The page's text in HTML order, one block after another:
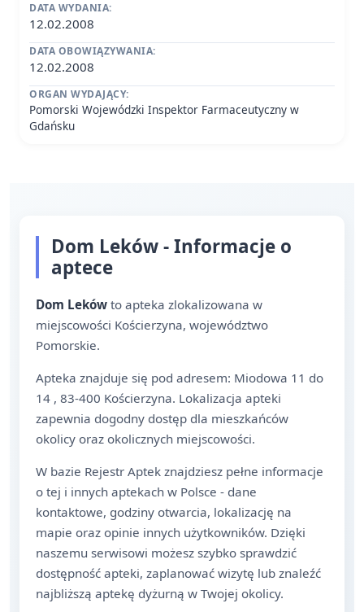
DATA WYDANIA:
12.02.2008
DATA OBOWIĄZYWANIA:
12.02.2008
ORGAN WYDAJĄCY:
Pomorski Wojewódzki Inspektor Farmaceutyczny w
Gdańsku
Dom Leków - Informacje o
aptece
Dom Leków to apteka zlokalizowana w
miejscowości Kościerzyna, województwo
Pomorskie.
Apteka znajduje się pod adresem: Miodowa 11 do
14 , 83-400 Kościerzyna. Lokalizacja apteki
zapewnia dogodny dostęp dla mieszkańców
okolicy oraz okolicznych miejscowości.
W bazie Rejestr Aptek znajdziesz pełne informacje
o tej i innych aptekach w Polsce - dane
kontaktowe, godziny otwarcia, lokalizację na
mapie oraz opinie innych użytkowników. Dzięki
naszemu serwisowi możesz szybko sprawdzić
dostępność apteki, zaplanować wizytę lub znaleźć
najbliższą aptekę dyżurną w Twojej okolicy.